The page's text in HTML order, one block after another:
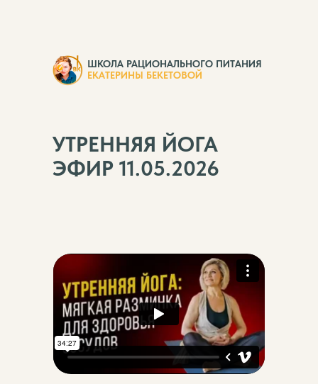
УТРЕННЯЯ ЙОГА
ЭФИР 11.05.2026
ШКОЛА РАЦИОНАЛЬНОГО ПИТАНИЯ
ЕКАТЕРИНЫ БЕКЕТОВОЙ